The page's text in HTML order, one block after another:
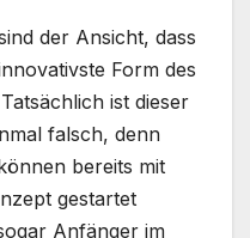
der Ansicht, dass
Form des
ist dieser
falsch, denn
bereits mit
gestartet
Anfänger im